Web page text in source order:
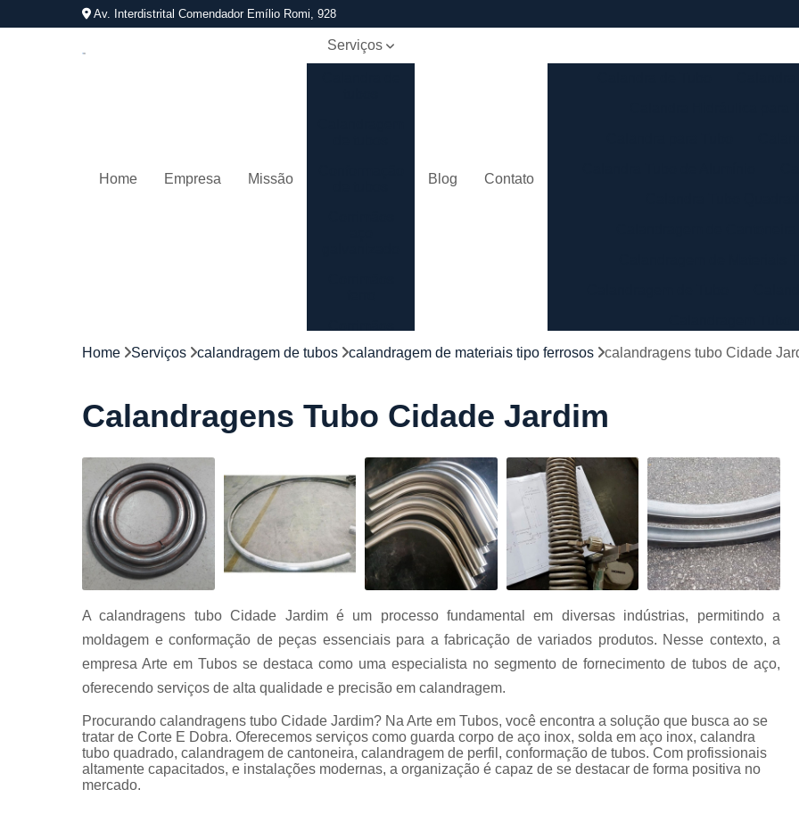
Av. Interdistrital Comendador Emílio Romi, 928
Home Empresa Missão
Serviços
Cortes a
Cortes de
chapa
Curvamento
de tubo
Dobra de
chapas
tubo
Empresas de
corte
Guarda
corpos
carbono
Guarda
corpos ferro
Blog Contato
Calandragem Tubo em
Conformação em
Conformação para
Conformação Tubo de Metal
Corrimão Aço Tipo
Corrimão de
Corrimão de Aço Galvanizado
Corrimão em
Corrimão em Tubo de Aço
Corrimão Galvanizado com
Corrimão
Corrimão de Ferro
Home Serviços calandragem de tubos calandragem de materiais tipo ferrosos calandragens tubo Cidade
Calandragens Tubo Cidade Jardim
A calandragens tubo Cidade Jardim é um processo fundamental em diversas indústrias, permitindo a
moldagem e conformação de peças essenciais para a fabricação de variados produtos. Nesse contexto, a
empresa Arte em Tubos se destaca como uma especialista no segmento de fornecimento de tubos de aço,
oferecendo serviços de alta qualidade e precisão em calandragem.
Procurando calandragens tubo Cidade Jardim? Na Arte em Tubos, você encontra a solução que busca ao se
tratar de Corte E Dobra. Oferecemos serviços como guarda corpo de aço inox, solda em aço inox, calandra
tubo quadrado, calandragem de cantoneira, calandragem de perfil, conformação de tubos. Com profissionais
altamente capacitados, e instalações modernas, a organização é capaz de se destacar de forma positiva no
mercado.